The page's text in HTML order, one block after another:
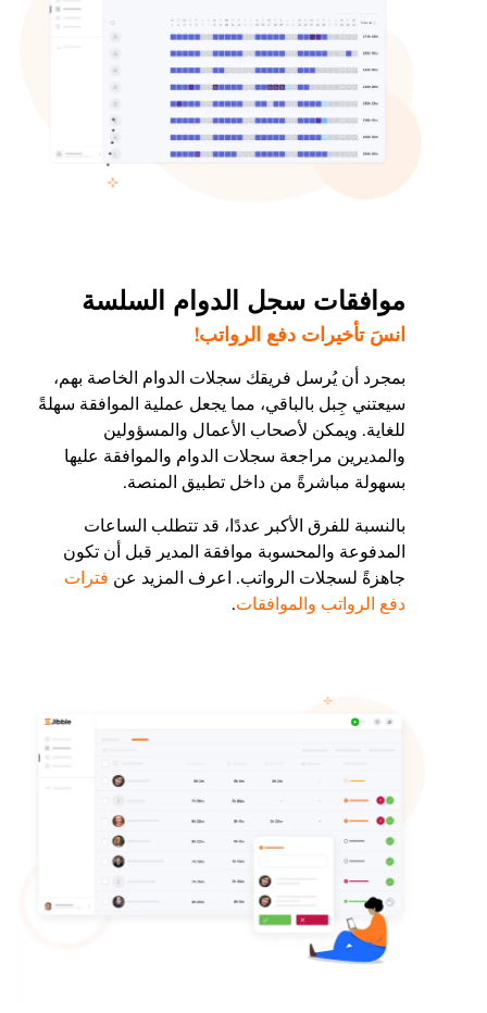
موافقات سجل الدوام السلسة
انسَ تأخيرات دفع الرواتب!
بمجرد أن يُرسل فريقك سجلات الدوام الخاصة بهم،
سيعتني جِبل بالباقي، مما يجعل عملية الموافقة سهلةً
للغاية. ويمكن لأصحاب الأعمال والمسؤولين
والمديرين مراجعة سجلات الدوام والموافقة عليها
بسهولة مباشرةً من داخل تطبيق المنصة.
بالنسبة للفرق الأكبر عددًا، قد تتطلب الساعات
المدفوعة والمحسوبة موافقة المدير قبل أن تكون
جاهزةً لسجلات الرواتب. اعرف المزيد عن فترات
دفع الرواتب والموافقات.